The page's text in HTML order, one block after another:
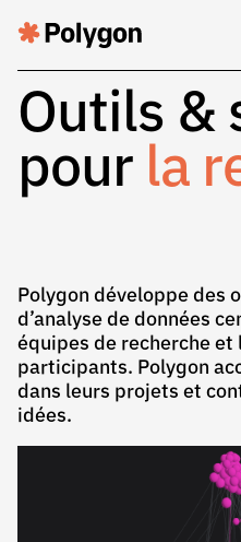
Outils &
pour la
Polygon développe des
d’analyse de données
équipes de recherche et
participants. Polygon
dans leurs projets et
idées.